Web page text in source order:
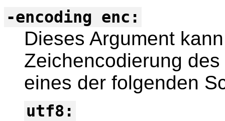
-encoding enc:
Dieses Argument
Zeichencodierung
eines der folgenden
utf8: